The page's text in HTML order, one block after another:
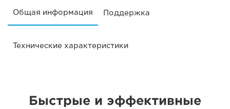
Общая информация Поддержка
Технические характеристики
Быстрые и эффективные